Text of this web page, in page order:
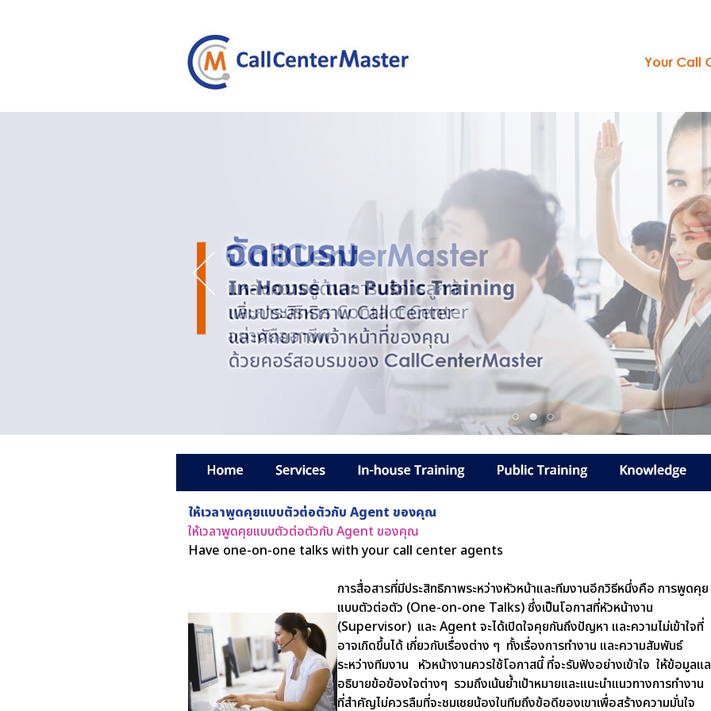
ให้เวลาพูดคุยแบบตัวต่อตัวกับ Agent ของคุณ
ให้เวลาพูดคุยแบบตัวต่อตัวกับ Agent ของคุณ
Have one-on-one talks with your call center agents
การสื่อสารที่มีประสิทธิภาพระหว่างหัวหน้าและทีมงานอีกวิธีหนึ่งคือ การพูดคุย
แบบตัวต่อตัว (One-on-one Talks) ซึ่งเป็นโอกาสที่หัวหน้างาน
(Supervisor) และ Agent จะได้เปิดใจคุยกันถึงปัญหา และความไม่เข้าใจที่
อาจเกิดขึ้นได้ เกี่ยวกับเรื่องต่าง ๆ ทั้งเรื่องการทำงาน และความสัมพันธ์
ระหว่างทีมงาน หัวหน้างานควรใช้โอกาสนี้ ที่จะรับฟังอย่างเข้าใจ ให้ข้อมูลแ
อธิบายข้อข้องใจต่างๆ รวมถึงเน้นย้ำเป้าหมายและแนะนำแนวทางการทำงาน
ที่สำคัญไม่ควรลืมที่จะชมเชยน้องในทีมถึงข้อดีของเขาเพื่อสร้างความมั่นใจ